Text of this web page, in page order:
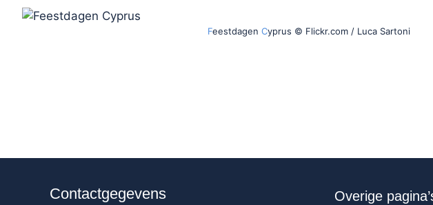
Feestdagen Cyprus © Flickr.com / Luca Sartoni
Contactgegevens Overige